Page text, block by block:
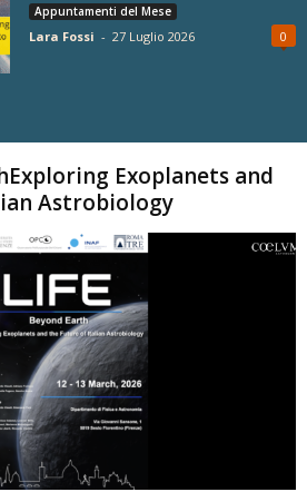
Appuntamenti del Mese
Lara Fossi - 27 Luglio 2026 0
Exoplanets and
Astrobiology